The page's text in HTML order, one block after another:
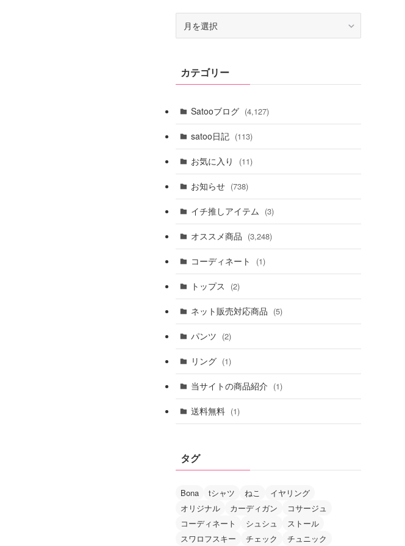
ブカテゴリー
Satooブログ (4,127)
satoo日記 (113)
お気に入り (11)
お知らせ (738)
イチ推しアイテム (3)
オススメ商品 (3,248)
コーディネート (1)
トップス (2)
ネット販売対応商品 (5)
パンツ (2)
リング (1)
当サイトの商品紹介 (1)
送料無料 (1)
タグ
Bona tシャツ ねこ
イヤリング
オリジナル
カーディガン
コサージュ
コーディネート
シュシュ
ストール
スワロフスキー
チェック チュニック